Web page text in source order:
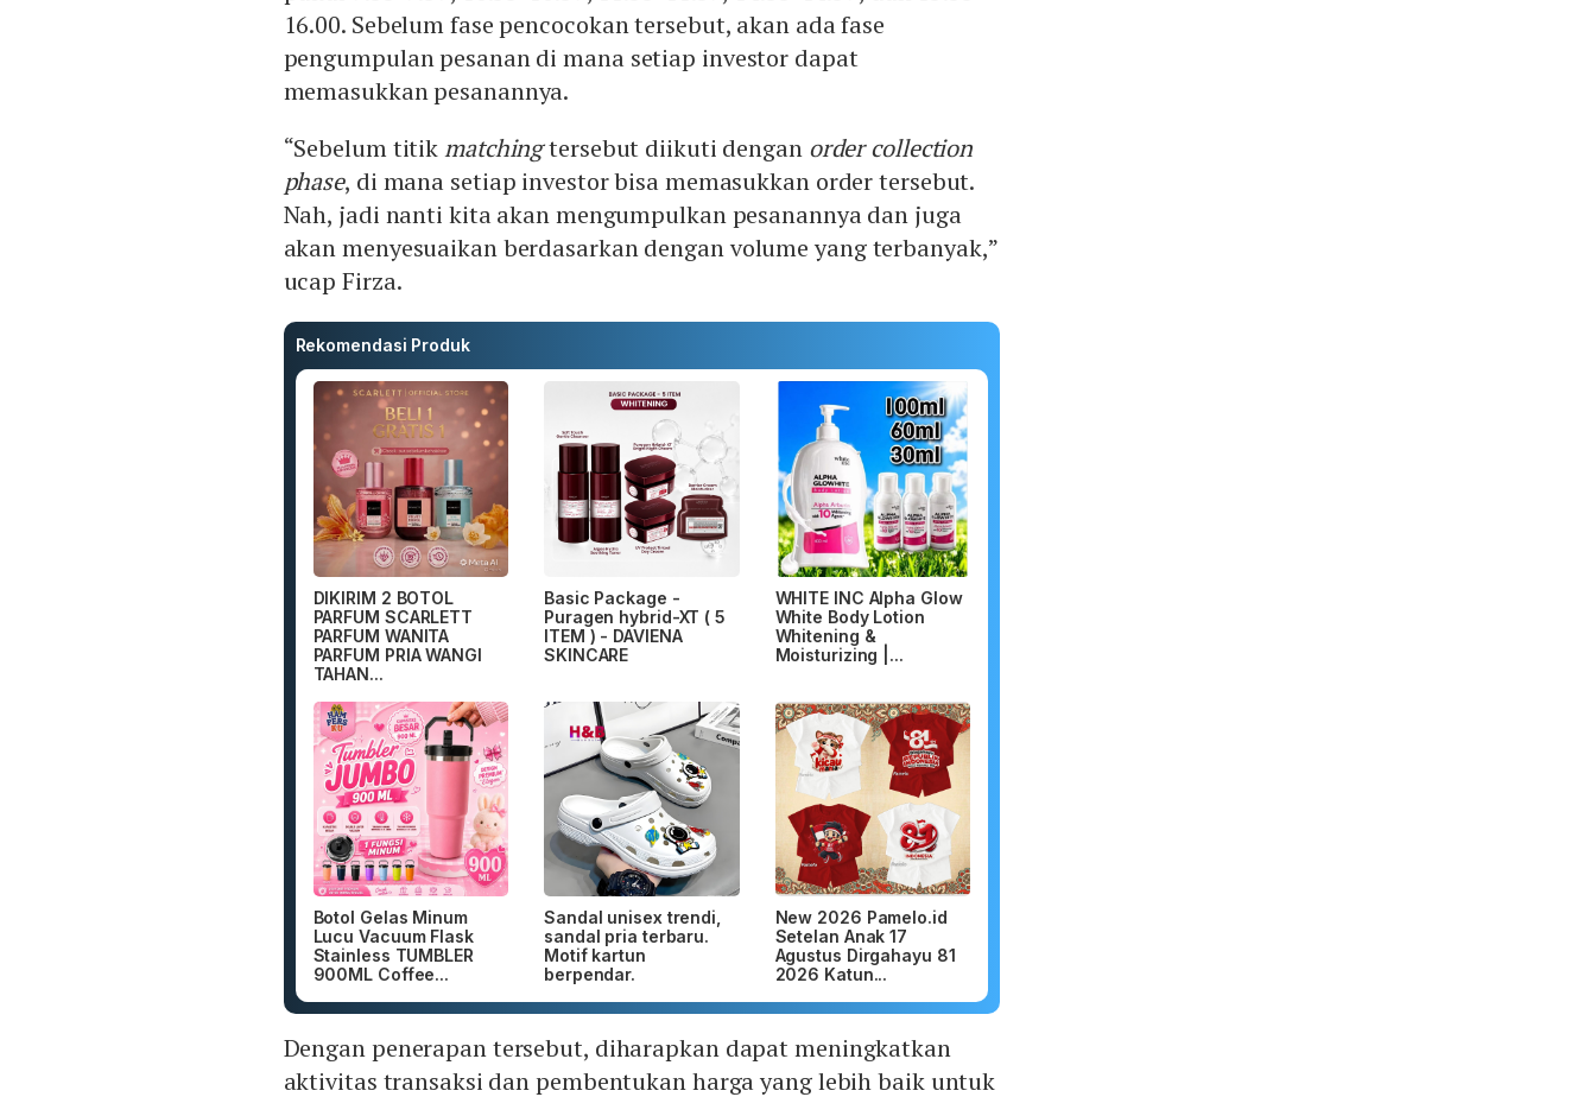
16.00. Sebelum fase pencocokan tersebut, akan ada fase
pengumpulan pesanan di mana setiap investor dapat
memasukkan pesanannya.
“Sebelum titikmatchingtersebut diikuti dengan order collection
phase, di mana setiap investor bisa memasukkan order tersebut.
Nah, jadi nanti kita akan mengumpulkan pesanannya dan juga
akan menyesuaikan berdasarkan dengan volume yang terbanyak,”
ucap Firza.
Rekomendasi Produk
DIKIRIM 2 BOTOL
PARFUM SCARLETT
PARFUM WANITA
PARFUM PRIA WANGI
TAHAN...
Basic Package -
Puragen hybrid-XT ( 5
ITEM ) - DAVIENA
SKINCARE
WHITE INC Alpha Glow
White Body Lotion
Whitening &
Moisturizing |...
Botol Gelas Minum
Lucu Vacuum Flask
Stainless TUMBLER
900ML Coffee...
Sandal unisex trendi,
sandal pria terbaru.
Motif kartun
berpendar.
New 2026 Pamelo.id
Setelan Anak 17
Agustus Dirgahayu 81
2026 Katun...
Dengan penerapan tersebut, diharapkan dapat meningkatkan
aktivitas transaksi dan pembentukan harga yang lebih baik untuk